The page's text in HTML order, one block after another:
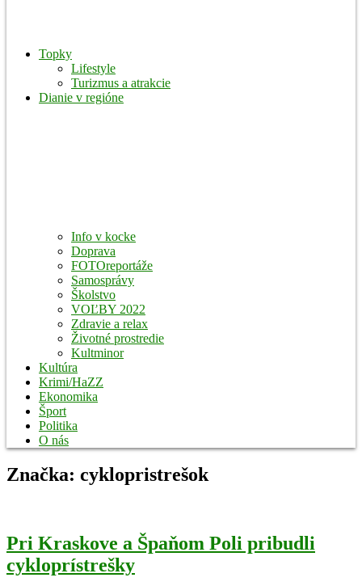
Topky
Lifestyle
Turizmus a atrakcie
Dianie v regióne
Info v kocke
Doprava
FOTOreportáže
Samosprávy
Školstvo
VOĽBY 2022
Zdravie a relax
Životné prostredie
Kultminor
Kultúra
Krimi/HaZZ
Ekonomika
Šport
Politika
O nás
Značka: cyklopristrešok
Pri Kraskove a Špaňom Poli pribudli
cykloprístrešky